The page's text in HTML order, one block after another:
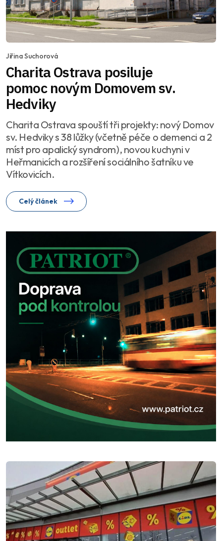
Jiřina Suchorová
Charita Ostrava posiluje
pomoc novým Domovem sv.
Hedviky
Charita Ostrava spouští tři projekty: nový Domov
sv. Hedviky s 38 lůžky (včetně péče o demenci a 2
míst pro apalický syndrom), novou kuchyni v
Heřmanicích a rozšíření sociálního šatníku ve
Vítkovicích.
Celý článek